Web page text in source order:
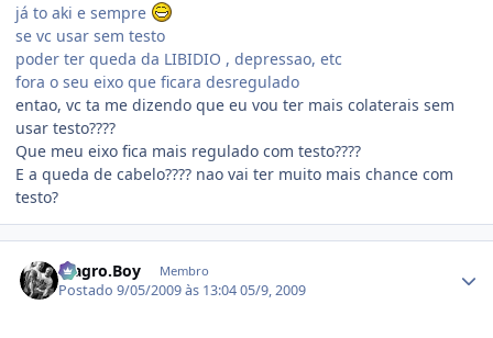
já to aki e sempre
se vc usar sem testo
poder ter queda da LIBIDIO , depressao, etc
fora o seu eixo que ficara desregulado
entao, vc ta me dizendo que eu vou ter mais colaterais sem
usar testo????
Que meu eixo fica mais regulado com testo????
E a queda de cabelo???? nao vai ter muito mais chance com
testo?
Magro.Boy Membro
Postado9/05/2009 às 13:0405/9, 2009